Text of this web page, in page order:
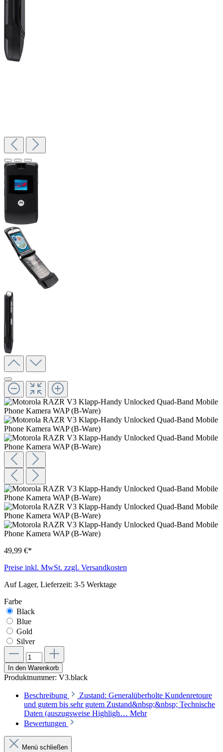
49,99 €*
Preise inkl. MwSt. zzgl. Versandkosten
Auf Lager, Lieferzeit: 3-5 Werktage
Farbe
Black
Blue
Gold
Silver
In den Warenkorb
Produktnummer: V3.black
Beschreibung
Zustand: Generalüberholte Kundenretoure
und gutem bis sehr gutem Zustand&nbsp;&nbsp; Technische
Daten (auszugsweise Highligh… Mehr
Bewertungen
Menü schließen